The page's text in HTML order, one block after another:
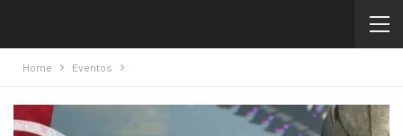
Home Eventos